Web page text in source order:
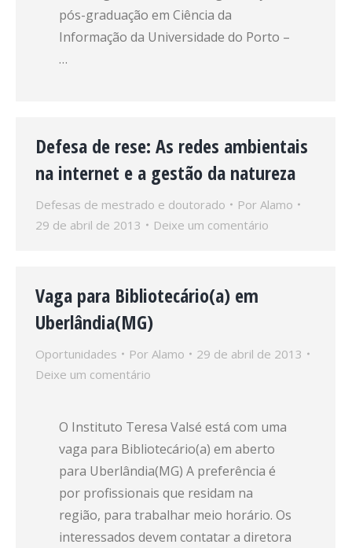
pós-graduação em Ciência da
Informação da Universidade do Porto –
…
Defesa de rese: As redes ambientais
na internet e a gestão da natureza
Defesas de mestrado e doutorado Por Alamo
29 de abril de 2013
Deixe um comentário
Vaga para Bibliotecário(a) em
Uberlândia(MG)
Oportunidades Por Alamo
29 de abril de 2013
Deixe um comentário
O Instituto Teresa Valsé está com uma
vaga para Bibliotecário(a) em aberto
para Uberlândia(MG) A preferência é
por profissionais que residam na
região, para trabalhar meio horário. Os
interessados devem contatar a diretora